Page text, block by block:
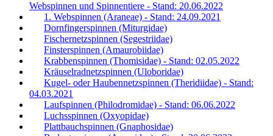
Webspinnen und Spinnentiere - Stand: 20.06.2022
1. Webspinnen (Araneae) - Stand: 24.09.2021
Dornfingerspinnen (Miturgidae)
Fischernetzspinnen (Segestriidae)
Finsterspinnen (Amaurobiidae)
Krabbenspinnen (Thomisidae) - Stand: 02.05.2022
Kräuselradnetzspinnen (Uloboridae)
Kugel- oder Haubennetzspinnen (Theridiidae) - Stand:
04.03.2021
Laufspinnen (Philodromidae) - Stand: 06.06.2022
Luchsspinnen (Oxyopidae)
Plattbauchspinnen (Gnaphosidae)